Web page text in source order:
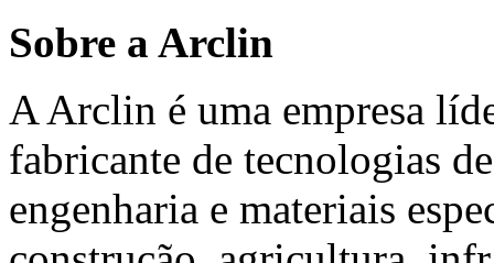
Sobre a Arclin
A Arclin é uma empresa
fabricante de tecnologias
engenharia e materiais